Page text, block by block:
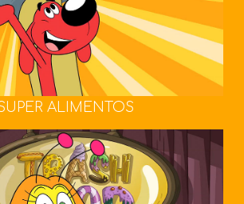
ALIMENTOS